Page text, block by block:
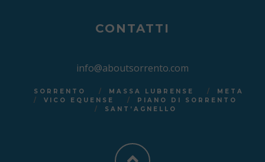
CONTATTI
info@aboutsorrento.com
SORRENTO MASSA LUBRENSE
META
VICO EQUENSE
PIANO DI SORRENTO
SANT’AGNELLO